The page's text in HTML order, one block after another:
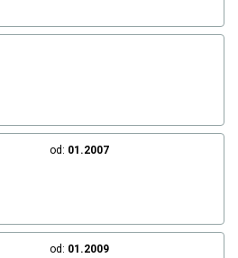
od: 01.2007
od: 01.2009